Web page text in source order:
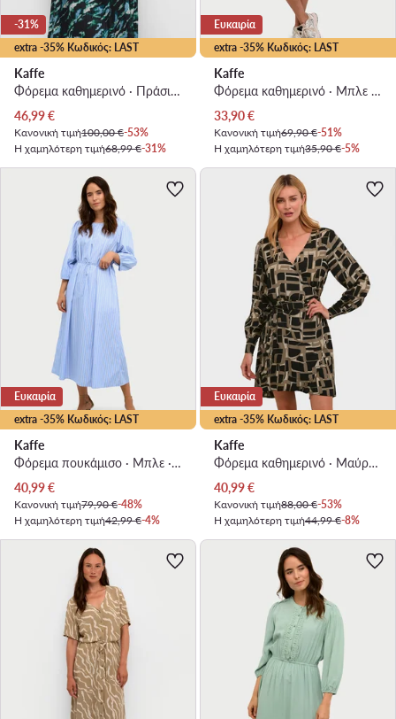
extra -35% Κωδικός: LAST
-31%
Kaffe
Φόρεμα καθημερινό · Πράσινο · Mini
Τρέχουσα τιμή
46,99€
Κανονική τιμή100,00 €-53%
Η χαμηλότερη τιμή68,99 €-31%
extra -35% Κωδικός: LAST
Ευκαιρία
Kaffe
Φόρεμα καθημερινό · Μπλε · Mini
Τρέχουσα τιμή
33,90€
Κανονική τιμή69,90 €-51%
Η χαμηλότερη τιμή35,90 €-5%
extra -35% Κωδικός: LAST
Ευκαιρία
Kaffe
Φόρεμα πουκάμισο · Μπλε · Midi
Τρέχουσα τιμή
40,99€
Κανονική τιμή79,90 €-48%
Η χαμηλότερη τιμή42,99 €-4%
extra -35% Κωδικός: LAST
Ευκαιρία
Kaffe
Φόρεμα καθημερινό · Μαύρο · Mini
Τρέχουσα τιμή
40,99€
Κανονική τιμή88,00 €-53%
Η χαμηλότερη τιμή44,99 €-8%